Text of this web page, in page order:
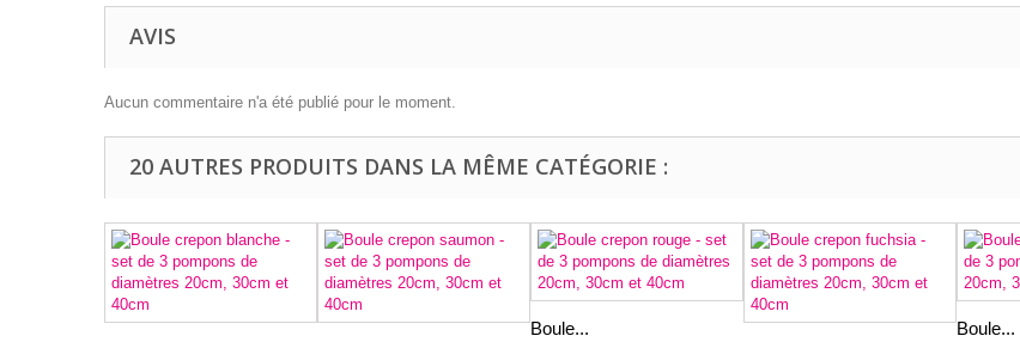
AVIS
Aucun commentaire n'a été publié pour le moment.
20 AUTRES PRODUITS DANS LA MÊME CATÉGORIE :
Boule...
Boule...